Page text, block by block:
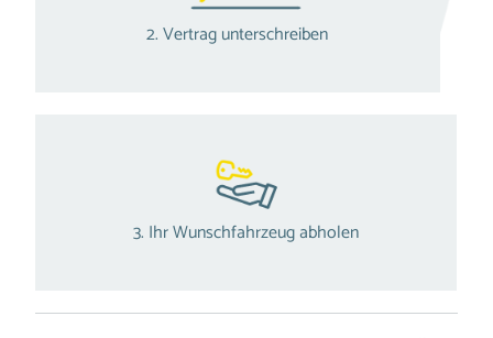
2. Vertrag unterschreiben
3. Ihr Wunschfahrzeug abholen